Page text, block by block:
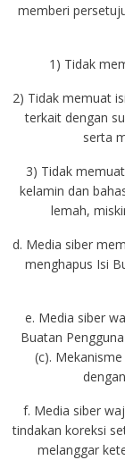
memberi
1) Tidak
2) Tidak memuat
terkait dengan
serta
3) Tidak
kelamin dan
lemah,
d. Media siber
menghapus Isi
e. Media siber
Buatan
(c).
f. Media siber
tindakan koreksi
melanggar